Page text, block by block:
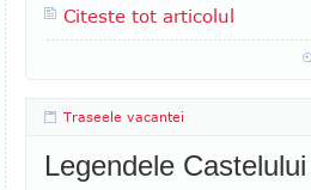
Citeste tot articolul
Traseele vacantei
Legendele Castelului